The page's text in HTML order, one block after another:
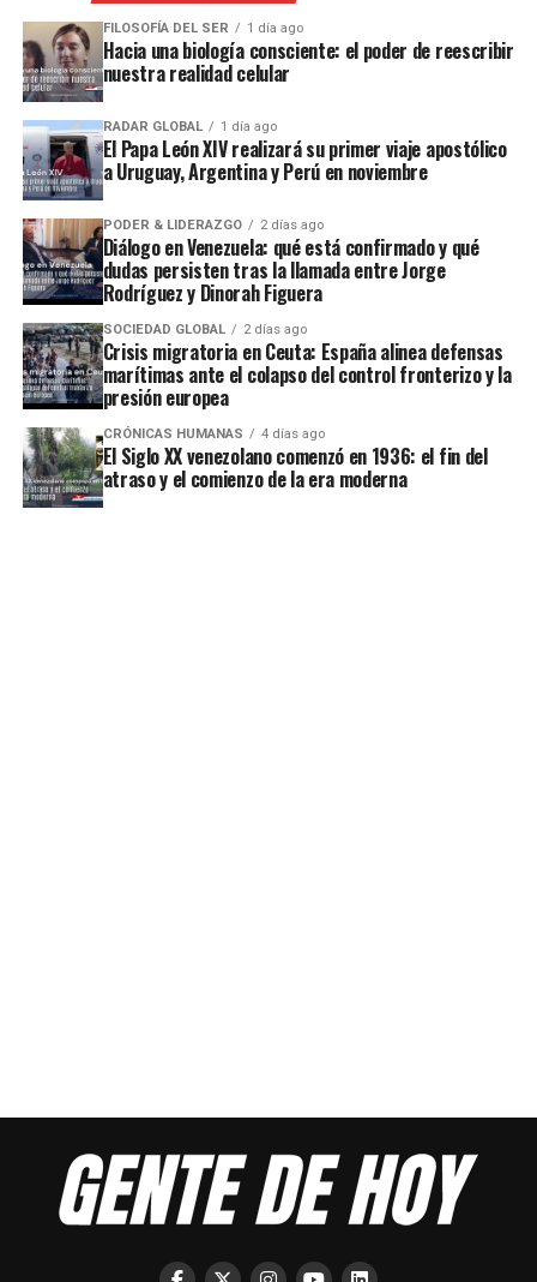
FILOSOFÍA DEL SER 1 día ago
Hacia una biología consciente: el poder de reescribir
nuestra realidad celular
RADAR GLOBAL 1 día ago
El Papa León XIV realizará su primer viaje apostólico
a Uruguay, Argentina y Perú en noviembre
PODER & LIDERAZGO 2 días ago
Diálogo en Venezuela: qué está confirmado y qué
dudas persisten tras la llamada entre Jorge
Rodríguez y Dinorah Figuera
SOCIEDAD GLOBAL 2 días ago
Crisis migratoria en Ceuta: España alinea defensas
marítimas ante el colapso del control fronterizo y la
presión europea
CRÓNICAS HUMANAS 4 días ago
El Siglo XX venezolano comenzó en 1936: el fin del
atraso y el comienzo de la era moderna